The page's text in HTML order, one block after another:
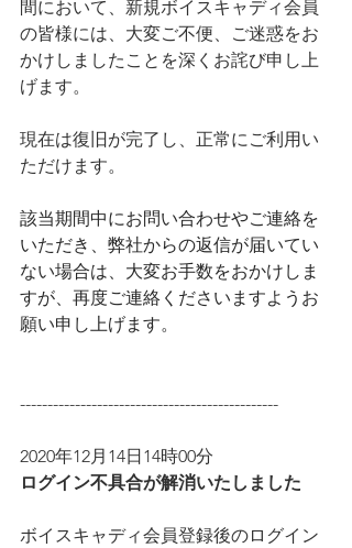
間において、新規ボイスキャディ会員
の皆様には、大変ご不便、ご迷惑をお
かけしましたことを深くお詫び申し上
げます。
現在は復旧が完了し、正常にご利用い
ただけます。
該当期間中にお問い合わせやご連絡を
いただき、弊社からの返信が届いてい
ない場合は、大変お手数をおかけしま
すが、再度ご連絡くださいますようお
願い申し上げます。
-----------------------------------------------
2020年12月14日14時00分
ログイン不具合が解消いたしました
ボイスキャディ会員登録後のログイン